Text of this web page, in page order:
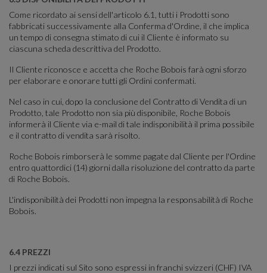
Come ricordato ai sensi dell'articolo 6.1, tutti i Prodotti sono
fabbricati successivamente alla Conferma d'Ordine, il che implica
un tempo di consegna stimato di cui il Cliente è informato su
ciascuna scheda descrittiva del Prodotto.
Il Cliente riconosce e accetta che Roche Bobois farà ogni sforzo
per elaborare e onorare tutti gli Ordini confermati.
Nel caso in cui, dopo la conclusione del Contratto di Vendita di un
Prodotto, tale Prodotto non sia più disponibile, Roche Bobois
informerà il Cliente via e-mail di tale indisponibilità il prima possibile
e il contratto di vendita sarà risolto.
Roche Bobois rimborserà le somme pagate dal Cliente per l'Ordine
entro quattordici (14) giorni dalla risoluzione del contratto da parte
di Roche Bobois.
L'indisponibilità dei Prodotti non impegna la responsabilità di Roche
Bobois.
6.4 PREZZI
I prezzi indicati sul Sito sono espressi in franchi svizzeri (CHF) IVA